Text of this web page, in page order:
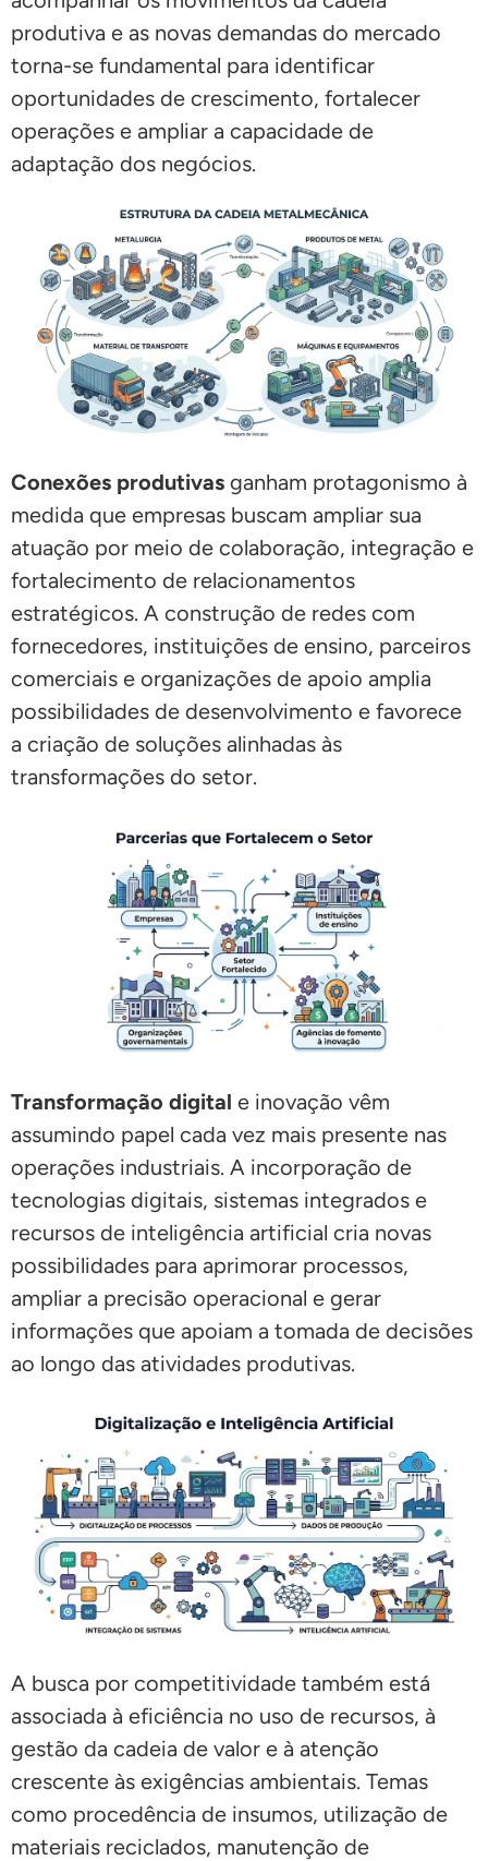
produtiva e as novas demandas do mercado
torna-se fundamental para identificar
oportunidades de crescimento, fortalecer
operações e ampliar a capacidade de
adaptação dos negócios.
Conexões produtivas ganham protagonismo à
medida que empresas buscam ampliar sua
atuação por meio de colaboração, integração e
fortalecimento de relacionamentos
estratégicos. A construção de redes com
fornecedores, instituições de ensino, parceiros
comerciais e organizações de apoio amplia
possibilidades de desenvolvimento e favorece
a criação de soluções alinhadas às
transformações do setor.
Transformação digital e inovação vêm
assumindo papel cada vez mais presente nas
operações industriais. A incorporação de
tecnologias digitais, sistemas integrados e
recursos de inteligência artificial cria novas
possibilidades para aprimorar processos,
ampliar a precisão operacional e gerar
informações que apoiam a tomada de decisões
ao longo das atividades produtivas.
A busca por competitividade também está
associada à eficiência no uso de recursos, à
gestão da cadeia de valor e à atenção
crescente às exigências ambientais. Temas
como procedência de insumos, utilização de
materiais reciclados, manutenção de